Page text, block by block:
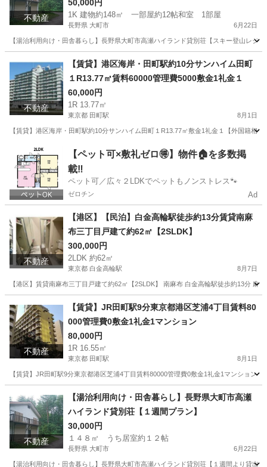
不動産
50,000円
1K 建物約148㎡ 一部屋約12帖和室 1部屋
長野県 大町市 6月22日
【湯治利用向け・田舎暮らし】長野県大町市高瀬ハイランド貸別荘【スキー登山レ
その他 別荘
不動産
【賃貸】港区海岸・田町駅約10分サンハイム田町
１R13.77㎡賃料60000管理費5000敷金1礼金１
60,000円
1R 13.77㎡
東京都 田町駅 8月1日
【賃貸】港区海岸・田町駅約10分サンハイム田町１R13.77㎡敷金1礼金１【外国籍相
港区 田町駅 マンション 定額制
【ペット可×敷礼ゼロ🉐】物件🏠を多数掲
載‼️
ペット可／広々２LDKでペットもノンストレス🐾
ゼロチン Ad
不動産
【港区】【民泊】白金高輪駅徒歩約13分賃貸南麻
布三丁目戸建て約62㎡【2SLDK】
300,000円
2LDK 約62㎡
東京都 白金高輪駅 8月7日
【港区】賃貸南麻布三丁目戸建て約62㎡【2SLDK】 南麻布 白金高輪駅徒歩約13分
白金高輪駅 マンション 徒歩
不動産
【賃貸】JR田町駅9分東京都港区芝浦4丁目賃料80
000管理費0敷金1礼金1マンション
80,000円
1R 16.55㎡
東京都 田町駅 8月1日
【賃貸】JR田町駅9分東京都港区芝浦4丁目賃料80000管理費0敷金1礼金1マンション
田町駅 マンション 外国人
不動産
【湯治利用向け・田舎暮らし】長野県大町市高瀬
ハイランド貸別荘【１週間プラン】
30,000円
１４８㎡ うち居室約１２帖
長野県 大町市 6月22日
【湯治利用向け・田舎暮らし】長野県大町市高瀬ハイランド貸別荘【１週間より貸